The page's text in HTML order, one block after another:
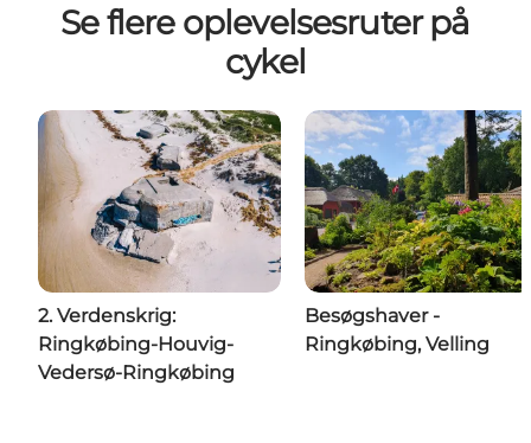
Se flere oplevelsesruter på
cykel
2. Verdenskrig:
Ringkøbing-Houvig-
Vedersø-Ringkøbing
Besøgshaver -
Ringkøbing, Velling